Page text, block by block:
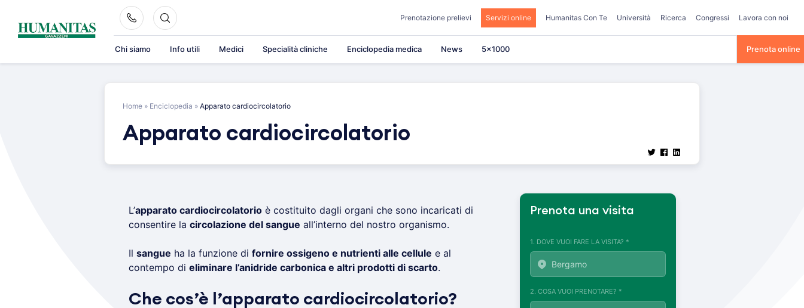
content
Prenotazione prelievi Servizi online Humanitas Con Te Università Ricerca Congressi Lavora con noi
Chi siamo Info utili Medici Specialità cliniche Enciclopedia medica News 5×1000 Prenota online
Home » Enciclopedia » Apparato cardiocircolatorio
Apparato cardiocircolatorio
L’apparato cardiocircolatorioè costituito dagli organi che sono incaricati di
consentire la circolazione del sangue all’interno del nostro organismo.
Il sangue ha la funzione di fornire ossigeno e nutrienti alle cellule e al
contempo di eliminare l’anidride carbonica e altri prodotti di scarto.
Che cos’è l’apparato cardiocircolatorio?
Prenota una visita
1. DOVE VUOI FARE LA VISITA? *
2. COSA VUOI PRENOTARE? *